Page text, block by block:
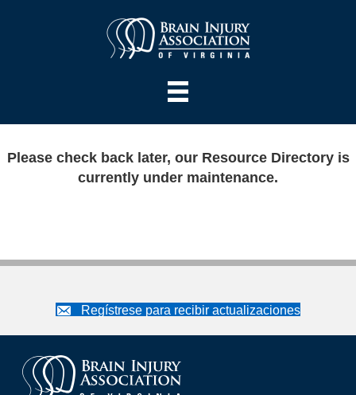
Please check back later, our Resource Directory is
currently under maintenance.
Regístrese para recibir actualizaciones